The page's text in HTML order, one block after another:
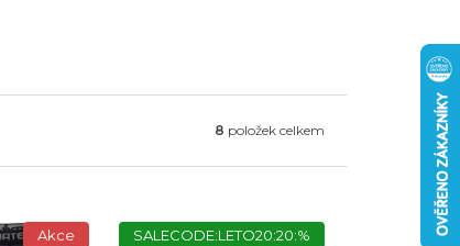
8 položek celkem
Akce
SALECODE:LETO20:20:%